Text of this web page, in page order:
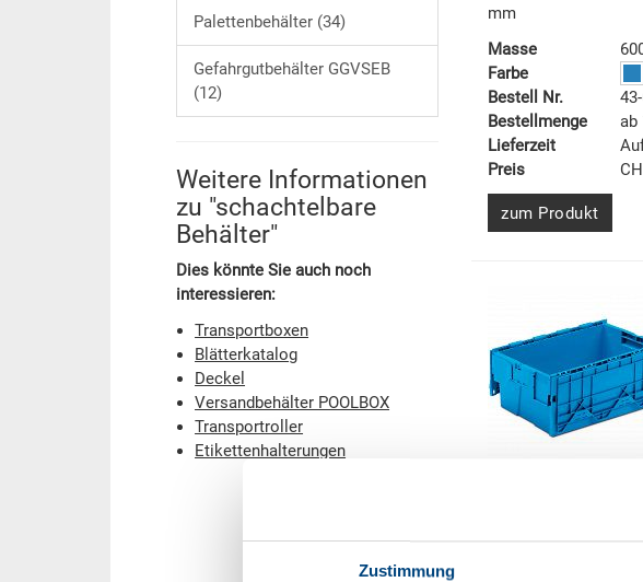
Zustimmung
Palettenbehälter (34)
Gefahrgutbehälter GGVSEB
(12)
Weitere Informationen
zu "schachtelbare
Behälter"
Dies könnte Sie auch noch
interessieren:
Transportboxen
Blätterkatalog
Deckel
Versandbehälter POOLBOX
Transportroller
Etikettenhalterungen
mm
Masse
Farbe
Bestell Nr.
Bestellmenge
ab
Lieferzeit
Preis
zum Produkt